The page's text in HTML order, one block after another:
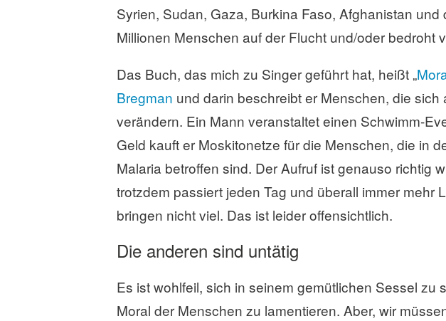
Syrien, Sudan, Gaza, Burkina Faso, Afghanistan
Millionen Menschen auf der Flucht und/oder bedroht
Das Buch, das mich zu Singer geführt hat, heißt „
Bregman und darin beschreibt er Menschen, die sich
verändern. Ein Mann veranstaltet einen Schwimm-
Geld kauft er Moskitonetze für die Menschen, die in
Malaria betroffen sind. Der Aufruf ist genauso richtig
trotzdem passiert jeden Tag und überall immer mehr
bringen nicht viel. Das ist leider offensichtlich.
Die anderen sind untätig
Es ist wohlfeil, sich in seinem gemütlichen Sessel zu
Moral der Menschen zu lamentieren. Aber, wir